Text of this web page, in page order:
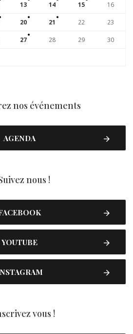
13 14 15 16
20 21 22 23
27 28 29 30
nos événements
AGENDA
nous !
YOUTUBE
vous !